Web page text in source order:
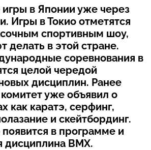
в Японии уже через
Игры в Токио отметятся
спортивным шоу,
делать в этой стране.
соревнования в
целой чередой
дисциплин. Ранее
уже объявил о
как каратэ, серфинг,
и скейтбординг.
появится в программе и
дисциплина BMX.